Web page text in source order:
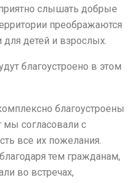
слышать добрые
преображаются
детей и взрослых.
благоустроено в этом
благоустроены
согласовали с
все их пожелания.
тем гражданам,
во встречах,